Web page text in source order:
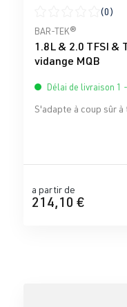
Note moyenne de 0
(0)
BAR-TEK®
1.8L & 2.0 TFSI &
vidange MQB
Délai de livraison 1
S'adapte à coup sûr à
a partir de
214,10 €